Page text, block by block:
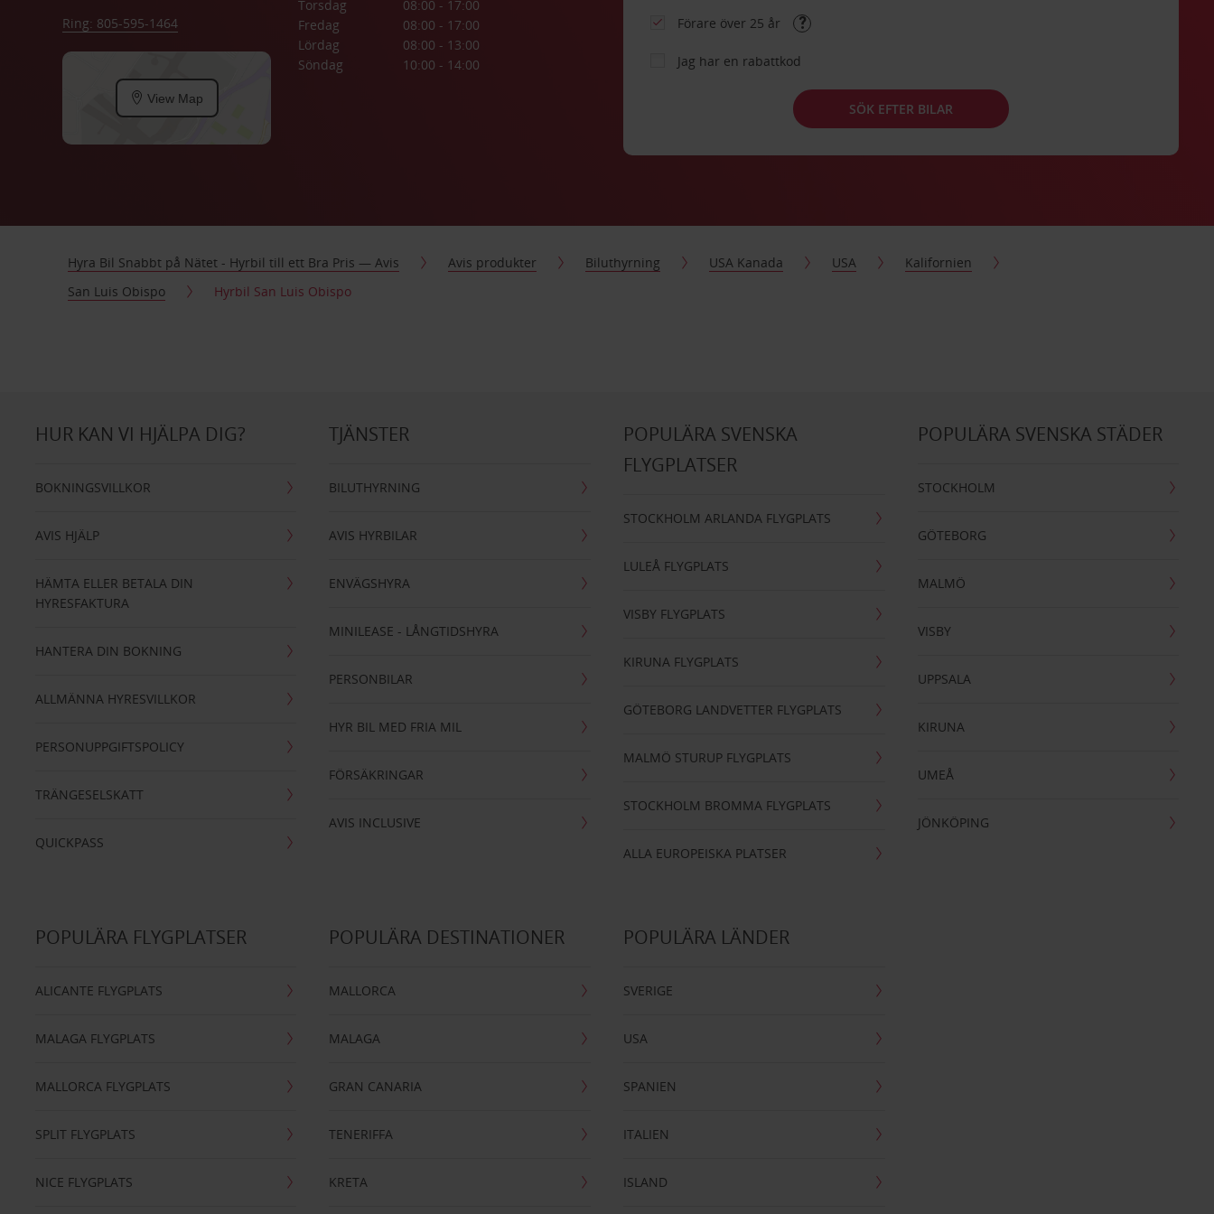
Ring: 805-595-1464
View Map
Torsdag
08:00 - 17:00
Fredag
08:00 - 17:00
Lördag
08:00 - 13:00
Söndag
10:00 - 14:00
Förare över 25 år
Jag har en rabattkod
SÖK EFTER BILAR
Hyra Bil Snabbt på Nätet - Hyrbil till ett Bra Pris — Avis Avis produkter Biluthyrning USA Kanada USA
Kalifornien
San Luis Obispo
Hyrbil San Luis Obispo
HUR KAN VI HJÄLPA DIG?
BOKNINGSVILLKOR
AVIS HJÄLP
HÄMTA ELLER BETALA DIN
HYRESFAKTURA
HANTERA DIN BOKNING
ALLMÄNNA HYRESVILLKOR
PERSONUPPGIFTSPOLICY
TRÄNGESELSKATT
QUICKPASS
TJÄNSTER
BILUTHYRNING
AVIS HYRBILAR
ENVÄGSHYRA
MINILEASE - LÅNGTIDSHYRA
PERSONBILAR
HYR BIL MED FRIA MIL
FÖRSÄKRINGAR
AVIS INCLUSIVE
POPULÄRA SVENSKA
FLYGPLATSER
STOCKHOLM ARLANDA FLYGPLATS
LULEÅ FLYGPLATS
VISBY FLYGPLATS
KIRUNA FLYGPLATS
GÖTEBORG LANDVETTER FLYGPLATS
MALMÖ STURUP FLYGPLATS
STOCKHOLM BROMMA FLYGPLATS
ALLA EUROPEISKA PLATSER
POPULÄRA SVENSKA STÄDER
STOCKHOLM
GÖTEBORG
MALMÖ
VISBY
UPPSALA
KIRUNA
UMEÅ
JÖNKÖPING
POPULÄRA FLYGPLATSER
ALICANTE FLYGPLATS
MALAGA FLYGPLATS
MALLORCA FLYGPLATS
SPLIT FLYGPLATS
NICE FLYGPLATS
POPULÄRA DESTINATIONER
MALLORCA
MALAGA
GRAN CANARIA
TENERIFFA
KRETA
POPULÄRA LÄNDER
SVERIGE
USA
SPANIEN
ITALIEN
ISLAND